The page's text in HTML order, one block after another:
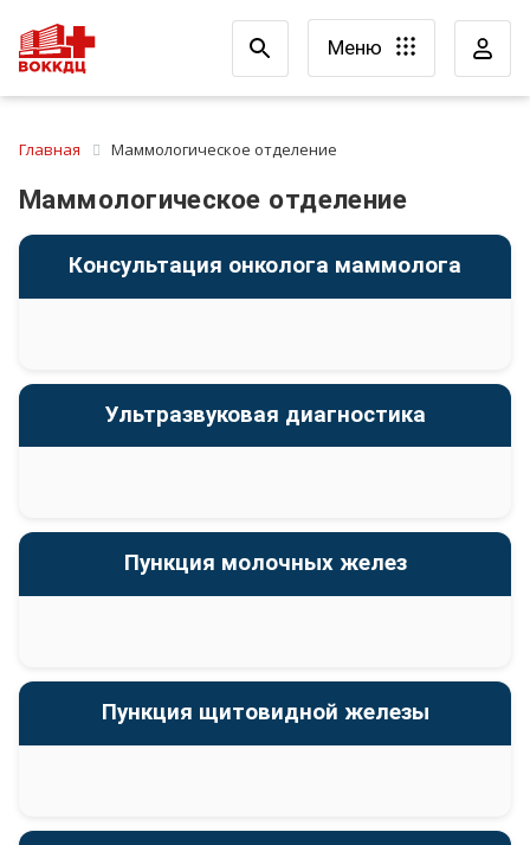
Меню
Главная Маммологическое отделение
Маммологическое отделение
Консультация онколога маммолога
Ультразвуковая диагностика
Пункция молочных желез
Пункция щитовидной железы